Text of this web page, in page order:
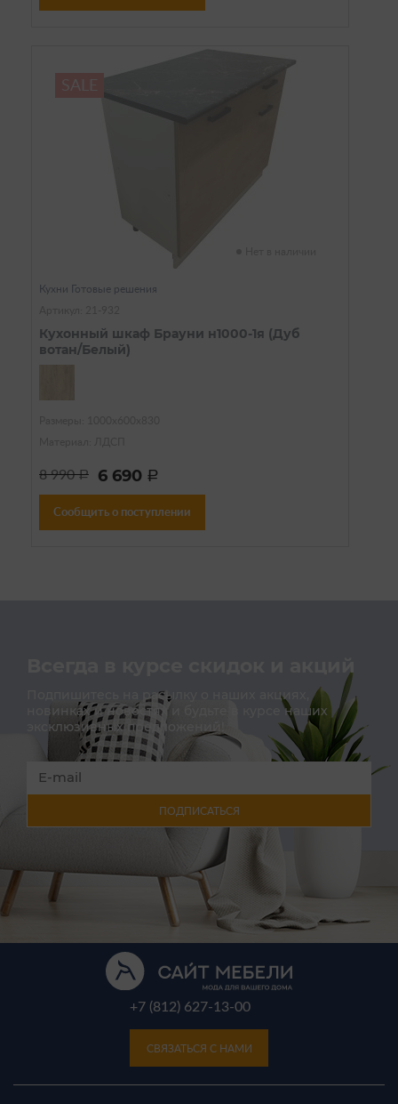
Кухни Готовые решения
Кухонный шкаф Брауни н1000-1я (Дуб
вотан/Белый)
8 990a 6 690 a
Сообщить о поступлении
Всегда в курсе скидок и акций
Подпишитесь на расылку о наших акциях,
новинках и новостях и будьте в курсе наших
эксклюзивных предложений!
ПОДПИСАТЬСЯ
+7 (812) 627-13-00
СВЯЗАТЬСЯ С НАМИ